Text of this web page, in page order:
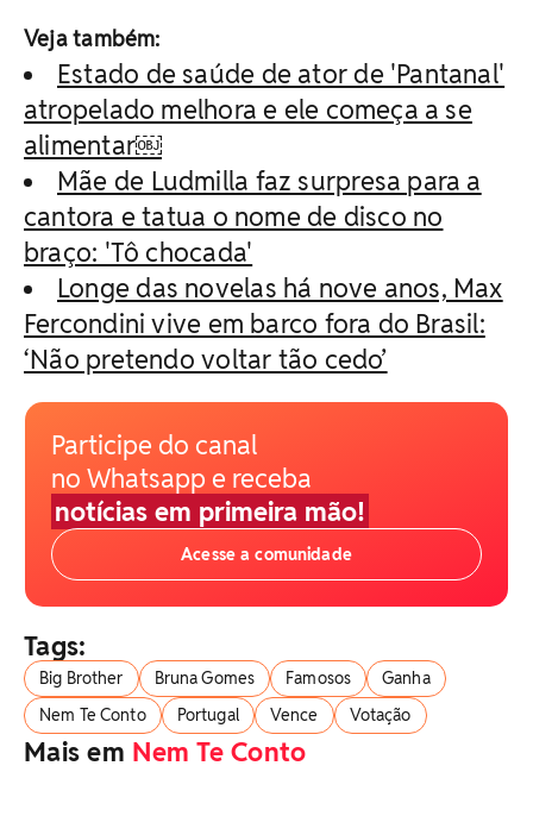
Veja também:
Estado de saúde de ator de 'Pantanal'
atropelado melhora e ele começa a se
alimentar￼
Mãe de Ludmilla faz surpresa para a
cantora e tatua o nome de disco no
braço: 'Tô chocada'
Longe das novelas há nove anos, Max
Fercondini vive em barco fora do Brasil:
‘Não pretendo voltar tão cedo’
Participe do canal
no Whatsapp e receba
notícias em primeira mão!
Acesse a comunidade
Tags:
Big Brother Bruna Gomes Famosos
Ganha
Nem Te Conto
Portugal Vence Votação
Mais em Nem Te Conto